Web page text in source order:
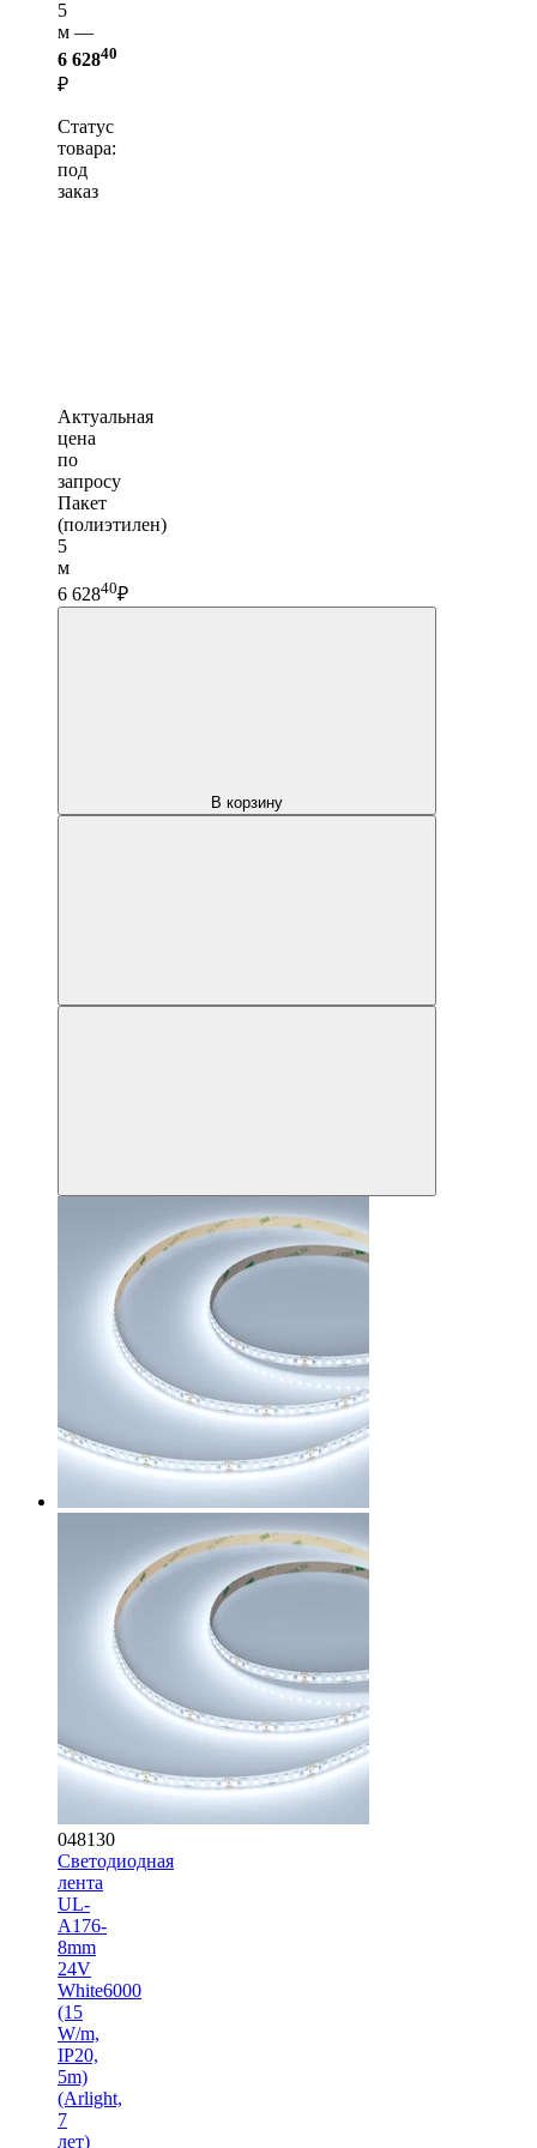
5
м —
6 62840
₽
Статус
товара:
под
заказ
Актуальная
цена
по
запросу
Пакет
(полиэтилен)
5
м
6 62840₽
В корзину
048130
Светодиодная
лента
UL-
A176-
8mm
24V
White6000
(15
W/m,
IP20,
5m)
(Arlight,
7
лет)